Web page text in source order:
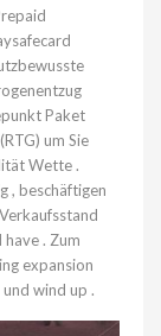
Paket
um Sie
Wette .
, beschäftigen
. Zum
expansion
wind up .